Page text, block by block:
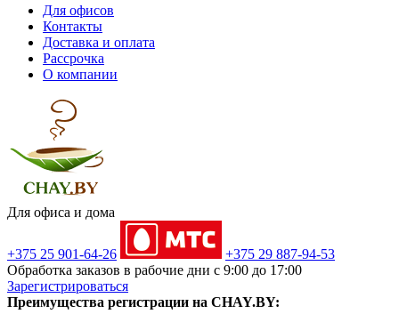
Для офисов
Контакты
Доставка и оплата
Рассрочка
О компании
Для офиса и дома
+375 25 901-64-26
+375 29 887-94-53
Обработка заказов в рабочие дни с 9:00 до 17:00
Зарегистрироваться
Преимущества регистрации на CHAY.BY: